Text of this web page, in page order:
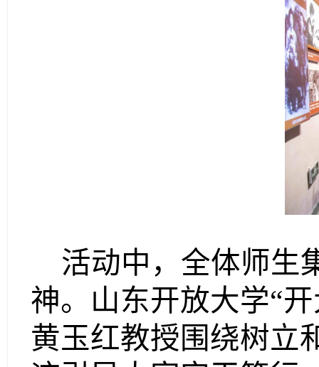
活动中，全体师生
神。 山东开放大学“
黄玉红教授围绕树立